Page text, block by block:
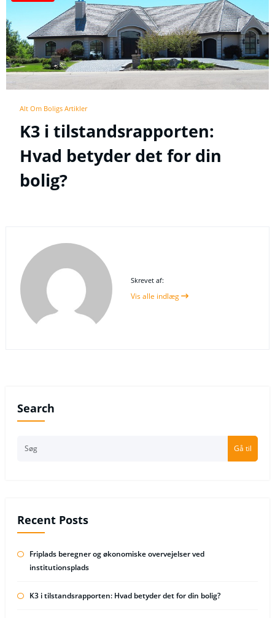
Alt Om Boligs Artikler
K3 i tilstandsrapporten:
Hvad betyder det for din
bolig?
Skrevet af:
Vis alle indlæg
Search
Gå til
Recent Posts
Friplads beregner og økonomiske overvejelser ved
institutionsplads
K3 i tilstandsrapporten: Hvad betyder det for din bolig?